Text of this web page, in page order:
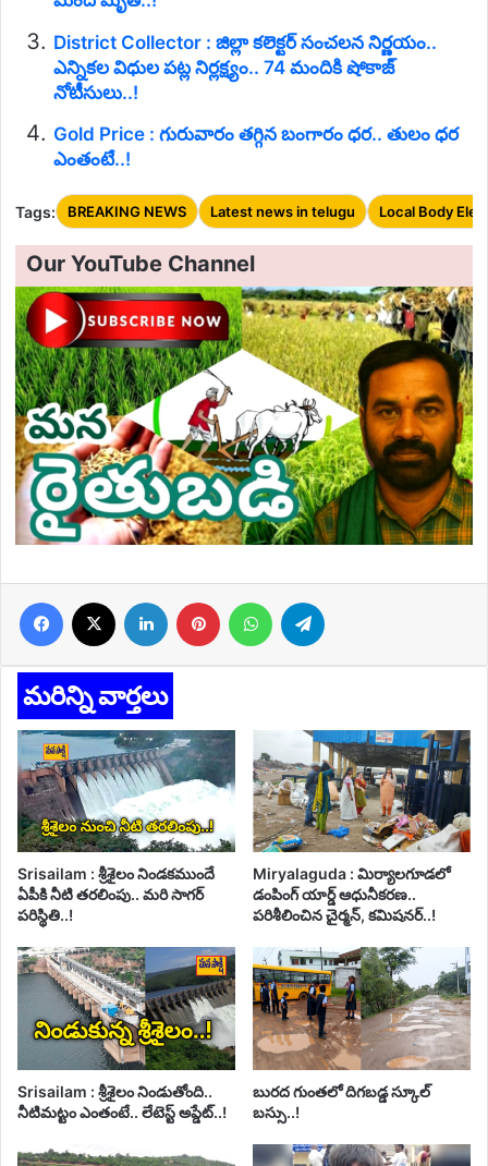
District Collector : జిల్లా కలెక్టర్ సంచలన నిర్ణయం..
ఎన్నికల విధుల పట్ల నిర్లక్ష్యం.. 74 మందికి షోకాజ్
నోటీసులు..!
Gold Price : గురువారం తగ్గిన బంగారం ధర.. తులం ధర
ఎంతంటే..!
Tags: BREAKING NEWS Latest news in telugu Local Body
Our YouTube Channel
Facebook LinkedIn Pinterest WhatsApp
మరిన్ని వార్తలు
Srisailam : శ్రీశైలం నిండకముందే
ఏపీకి నీటి తరలింపు.. మరి సాగర్
పరిస్థితి..!
Miryalaguda : మిర్యాలగూడలో
డంపింగ్ యార్డ్ ఆధునీకరణ..
పరిశీలించిన చైర్మన్, కమిషనర్..!
Srisailam : శ్రీశైలం నిండుతోంది..
నీటిమట్టం ఎంతంటే.. లేటెస్ట్ అప్డేట్..!
బురద గుంతలో దిగబడ్డ స్కూల్
బస్సు..!